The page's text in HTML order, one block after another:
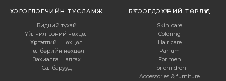
ХЭРЭГЛЭГЧИЙН ТУСЛАМЖ
Бидний тухай
Үйлчилгээний нөхцөл
Хүргэлтийн нөхцөл
Төлбөрийн нөхцөл
Захиалга шалгах
Салбарууд
БҮТЭЭГДЭХҮҮНИЙ ТӨРЛҮҮД
Skin care
Coloring
Hair care
Parfum
For men
For children
Accessories & furniture